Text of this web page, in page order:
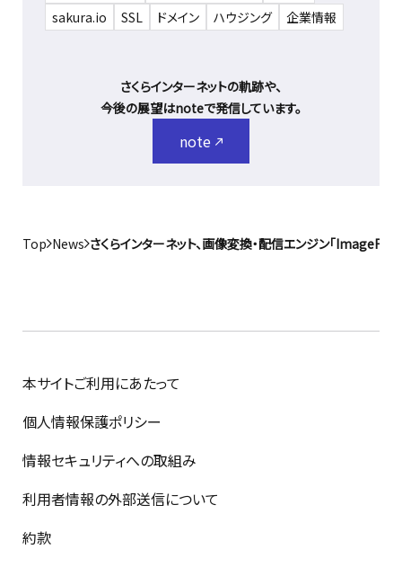
sakura.io
SSL ドメイン ハウジング 企業情報
さくらインターネットの軌跡や、
今後の展望はnoteで発信しています。
note
Top News さくらインターネット、画像変換・配信エンジン「ImageFlux
本サイトご利用にあたって
個人情報保護ポリシー
情報セキュリティへの取組み
利用者情報の外部送信について
約款